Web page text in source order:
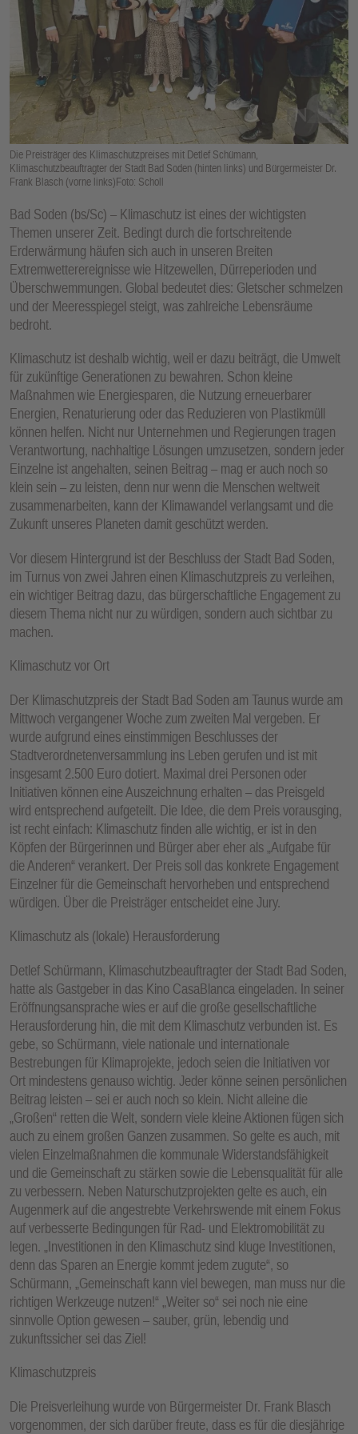
Die Preisträger des Klimaschutzpreises mit Detlef Schümann,
Klimaschutzbeauftragter der Stadt Bad Soden (hinten links) und Bürgermeister Dr.
Frank Blasch (vorne links)Foto: Scholl
Bad Soden (bs/Sc) – Klimaschutz ist eines der wichtigsten
Themen unserer Zeit. Bedingt durch die fortschreitende
Erderwärmung häufen sich auch in unseren Breiten
Extremwetterereignisse wie Hitzewellen, Dürreperioden und
Überschwemmungen. Global bedeutet dies: Gletscher schmelzen
und der Meeresspiegel steigt, was zahlreiche Lebensräume
bedroht.
Klimaschutz ist deshalb wichtig, weil er dazu beiträgt, die Umwelt
für zukünftige Generationen zu bewahren. Schon kleine
Maßnahmen wie Energiesparen, die Nutzung erneuerbarer
Energien, Renaturierung oder das Reduzieren von Plastikmüll
können helfen. Nicht nur Unternehmen und Regierungen tragen
Verantwortung, nachhaltige Lösungen umzusetzen, sondern jeder
Einzelne ist angehalten, seinen Beitrag – mag er auch noch so
klein sein – zu leisten, denn nur wenn die Menschen weltweit
zusammenarbeiten, kann der Klimawandel verlangsamt und die
Zukunft unseres Planeten damit geschützt werden.
Vor diesem Hintergrund ist der Beschluss der Stadt Bad Soden,
im Turnus von zwei Jahren einen Klimaschutzpreis zu verleihen,
ein wichtiger Beitrag dazu, das bürgerschaftliche Engagement zu
diesem Thema nicht nur zu würdigen, sondern auch sichtbar zu
machen.
Klimaschutz vor Ort
Der Klimaschutzpreis der Stadt Bad Soden am Taunus wurde am
Mittwoch vergangener Woche zum zweiten Mal vergeben. Er
wurde aufgrund eines einstimmigen Beschlusses der
Stadtverordnetenversammlung ins Leben gerufen und ist mit
insgesamt 2.500 Euro dotiert. Maximal drei Personen oder
Initiativen können eine Auszeichnung erhalten – das Preisgeld
wird entsprechend aufgeteilt. Die Idee, die dem Preis vorausging,
ist recht einfach: Klimaschutz finden alle wichtig, er ist in den
Köpfen der Bürgerinnen und Bürger aber eher als „Aufgabe für
die Anderen“ verankert. Der Preis soll das konkrete Engagement
Einzelner für die Gemeinschaft hervorheben und entsprechend
würdigen. Über die Preisträger entscheidet eine Jury.
Klimaschutz als (lokale) Herausforderung
Detlef Schürmann, Klimaschutzbeauftragter der Stadt Bad Soden,
hatte als Gastgeber in das Kino CasaBlanca eingeladen. In seiner
Eröffnungsansprache wies er auf die große gesellschaftliche
Herausforderung hin, die mit dem Klimaschutz verbunden ist. Es
gebe, so Schürmann, viele nationale und internationale
Bestrebungen für Klimaprojekte, jedoch seien die Initiativen vor
Ort mindestens genauso wichtig. Jeder könne seinen persönlichen
Beitrag leisten – sei er auch noch so klein. Nicht alleine die
„Großen“ retten die Welt, sondern viele kleine Aktionen fügen sich
auch zu einem großen Ganzen zusammen. So gelte es auch, mit
vielen Einzelmaßnahmen die kommunale Widerstandsfähigkeit
und die Gemeinschaft zu stärken sowie die Lebensqualität für alle
zu verbessern. Neben Naturschutzprojekten gelte es auch, ein
Augenmerk auf die angestrebte Verkehrswende mit einem Fokus
auf verbesserte Bedingungen für Rad- und Elektromobilität zu
legen. „Investitionen in den Klimaschutz sind kluge Investitionen,
denn das Sparen an Energie kommt jedem zugute“, so
Schürmann, „Gemeinschaft kann viel bewegen, man muss nur die
richtigen Werkzeuge nutzen!“ „Weiter so“ sei noch nie eine
sinnvolle Option gewesen – sauber, grün, lebendig und
zukunftssicher sei das Ziel!
Klimaschutzpreis
Die Preisverleihung wurde von Bürgermeister Dr. Frank Blasch
vorgenommen, der sich darüber freute, dass es für die diesjährige
E
N